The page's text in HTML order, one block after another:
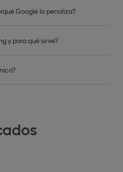
Google lo penaliza?
y para qué sirve?